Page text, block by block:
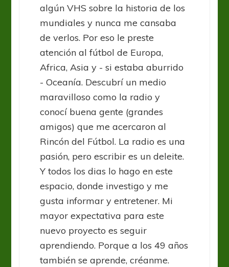
algún VHS sobre la historia de los
mundiales y nunca me cansaba
de verlos. Por eso le preste
atención al fútbol de Europa,
Africa, Asia y - si estaba aburrido
- Oceanía. Descubrí un medio
maravilloso como la radio y
conocí buena gente (grandes
amigos) que me acercaron al
Rincón del Fútbol. La radio es una
pasión, pero escribir es un deleite.
Y todos los dias lo hago en este
espacio, donde investigo y me
gusta informar y entretener. Mi
mayor expectativa para este
nuevo proyecto es seguir
aprendiendo. Porque a los 49 años
también se aprende, créanme.